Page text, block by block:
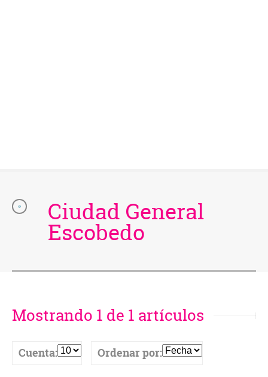
Ciudad General
Escobedo
Mostrando 1 de 1 artículos
Cuenta: Ordenar por: